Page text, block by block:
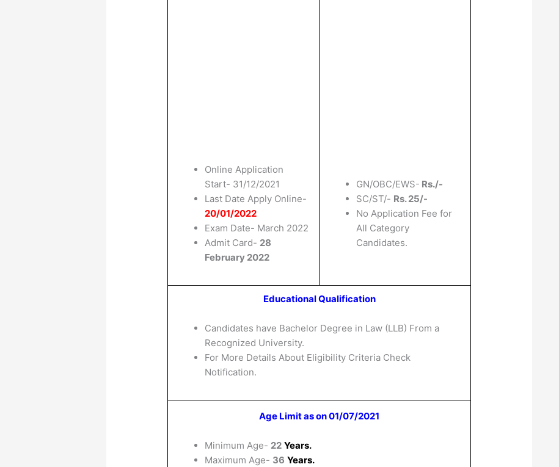
Online Application
Start- 31/12/2021
Last Date Apply Online-
20/01/2022
Exam Date- March 2022
Admit Card- 28
February 2022
GN/OBC/EWS- Rs./-
SC/ST/- Rs. 25/-
No Application Fee for
All Category
Candidates.
Educational Qualification
Candidates have Bachelor Degree in Law (LLB) From a
Recognized University.
For More Details About Eligibility Criteria Check
Notification.
Age Limit as on 01/07/2021
Minimum Age- 22 Years.
Maximum Age- 36 Years.